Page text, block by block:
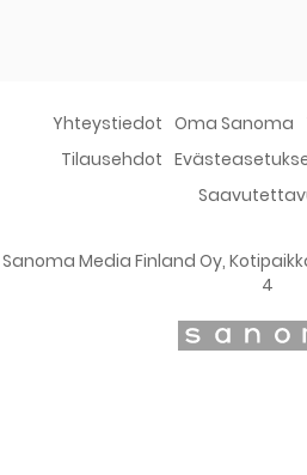
Yhteystiedot Oma Sanoma
Tilausehdot
Sanoma Media Finland Oy,
4